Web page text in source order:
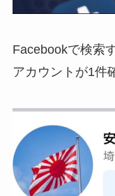
Facebookで検索
アカウントが1件